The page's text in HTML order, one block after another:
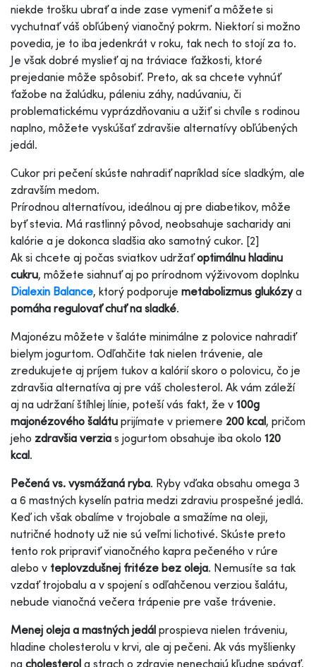
niekde trošku ubrať a inde zase vymeniť a môžete si
vychutnať váš obľúbený vianočný pokrm. Niektorí si možno
povedia, je to iba jedenkrát v roku, tak nech to stojí za to.
Je však dobré myslieť aj na tráviace ťažkosti, ktoré
prejedanie môže spôsobiť. Preto, ak sa chcete vyhnúť
ťažobe na žalúdku, páleniu záhy, nadúvaniu, či
problematickému vyprázdňovaniu a užiť si chvíle s rodinou
naplno, môžete vyskúšať zdravšie alternatívy obľúbených
jedál.
Cukor pri pečení skúste nahradiť napríklad síce sladkým, ale
zdravším medom.
Prírodnou alternatívou, ideálnou aj pre diabetikov, môže
byť stevia. Má rastlinný pôvod, neobsahuje sacharidy ani
kalórie a je dokonca sladšia ako samotný cukor. [2]
Ak si chcete aj počas sviatkov udržaťoptimálnu hladinu
cukru, môžete siahnuť aj po prírodnom výživovom doplnku
Dialexin Balance, ktorý podporuje metabolizmus glukózya
pomáha regulovať chuť na sladké.
Majonézu môžete v šaláte minimálne z polovice nahradiť
bielym jogurtom. Odľahčite tak nielen trávenie, ale
zredukujete aj príjem tukov a kalórií skoro o polovicu, čo je
zdravšia alternatíva aj pre váš cholesterol. Ak vám záleží
aj na udržaní štíhlej línie, poteší vás fakt, že v 100g
majonézového šalátu prijímate v priemere 200 kcal, pričom
jeho zdravšia verzia s jogurtom obsahuje iba okolo 120
kcal.
Pečená vs. vysmážaná ryba. Ryby vďaka obsahu omega 3
a 6 mastných kyselín patria medzi zdraviu prospešné jedlá.
Keď ich však obalíme v trojobale a smažíme na oleji,
nutričné hodnoty už nie sú veľmi lichotivé. Skúste preto
tento rok pripraviť vianočného kapra pečeného v rúre
alebo v teplovzdušnej fritéze bez oleja. Nemusíte sa tak
vzdať trojobalu a v spojení s odľahčenou verziou šalátu,
nebude vianočná večera trápenie pre vaše trávenie.
Menej oleja a mastných jedál prospieva nielen tráveniu,
hladine cholesterolu v krvi, ale aj pečeni. Ak vás myšlienky
na cholesterol a strach o zdravie nenechajú kľudne spávať,